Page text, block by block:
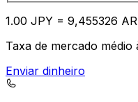
1.00 JPY = 9,455326
Taxa de mercado médio
Enviar dinheiro